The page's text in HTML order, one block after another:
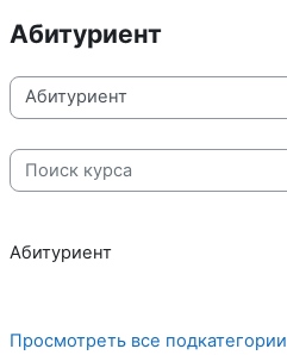
Абитуриент
Категории курсов
Поиск курса
Абитуриент
Просмотреть все подкатегории